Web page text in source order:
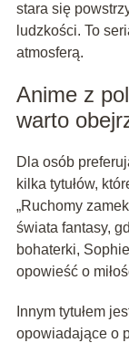
stara się
ludzkości. To
atmosferą.
Anime z
warto
Dla osób
kilka tytułów,
„Ruchomy
świata fantasy,
bohaterki,
opowieść o
Innym tytułem
opowiadające o